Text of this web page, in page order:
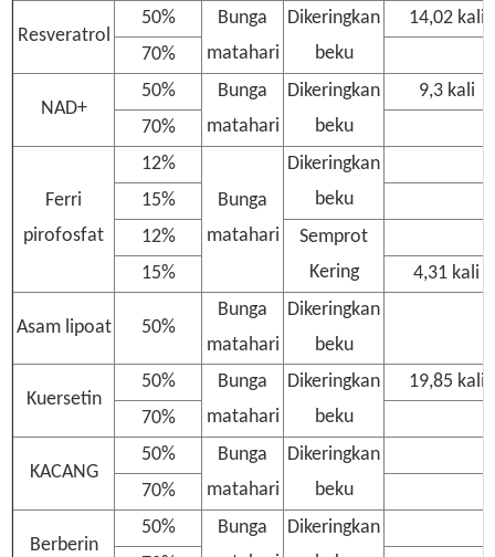
Resveratrol
50%
Bunga
matahari
Dikeringkan
beku
14,02 kali
70%
NAD+
50%
Bunga
matahari
Dikeringkan
beku
9,3 kali
70%
Ferri
pirofosfat
12%
Bunga
matahari
Dikeringkan
beku
15%
12%
Semprot
Kering
15% 4,31 kali
Asam lipoat 50%
Bunga
matahari
Dikeringkan
beku
Kuersetin
50%
Bunga
matahari
Dikeringkan
beku
19,85 kali
70%
KACANG
50%
Bunga
matahari
Dikeringkan
beku
70%
Berberin
50%
Bunga
Dikeringkan